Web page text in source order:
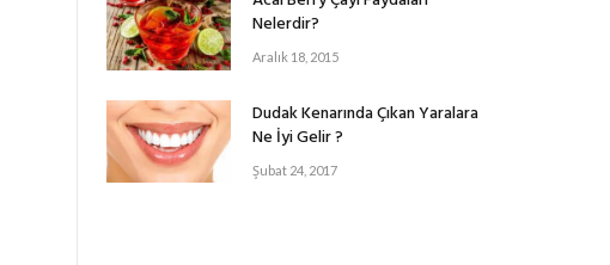
Nelerdir?
Aralık 18, 2015
Dudak Kenarında Çıkan Yaralara
Ne İyi Gelir ?
Şubat 24, 2017